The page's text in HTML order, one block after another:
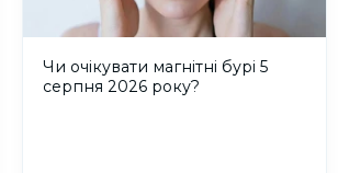
Чи очікувати магнітні бурі 5
серпня 2026 року?